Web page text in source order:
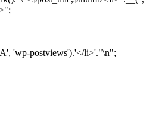
;
'wp-postviews').'</li>'."\n";